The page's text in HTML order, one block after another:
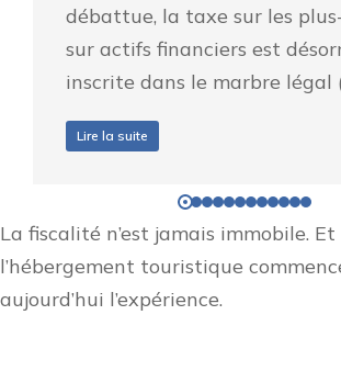
La fiscalité n’est jamais immobile.
l’hébergement touristique
aujourd’hui l’expérience.
débattue, la taxe sur les
sur actifs financiers est
inscrite dans le marbre légal
Lire la suite